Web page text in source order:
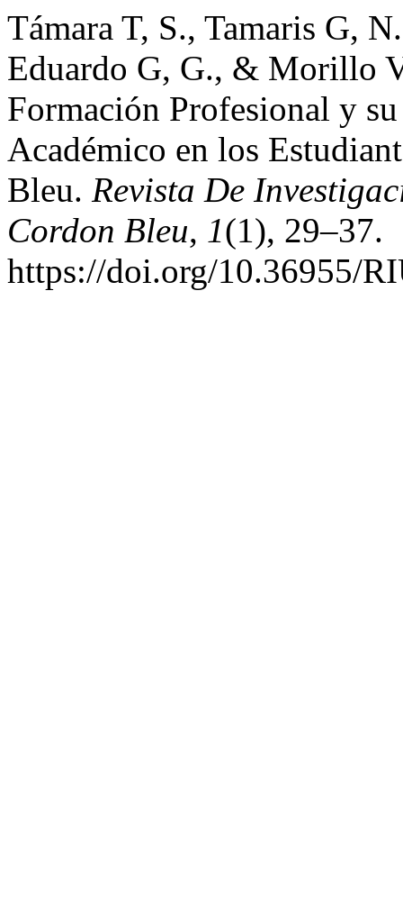
Támara T, S., Tamaris G,
Eduardo G, G., & Morillo
Formación Profesional y
Académico en los
Bleu. Revista De
Cordon Bleu, 1(1), 29–37.
https://doi.org/10.36955/